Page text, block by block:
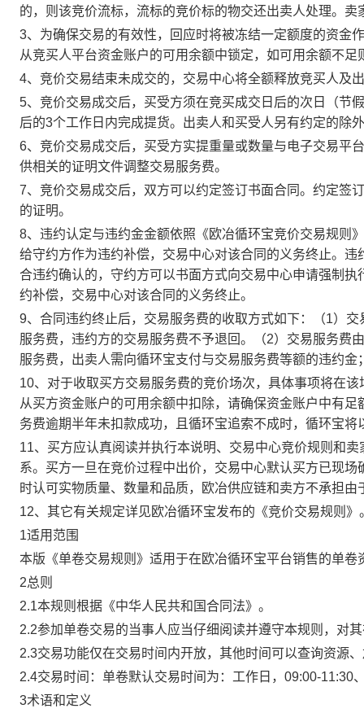
的，则该竞价流标，流标的竞价标的物交还出卖人处理。
3、为确保交易的有效性，回应时将被冻结一定额度的资金
从竞买人平台资金账户的可用余额中锁定，如可用余额不足
4、竞价交易结束未成交的，交易中心将全额释放竞买人及
5、竞价交易成交后，买受方须在竞买成交日后的次日（节
后的3个工作日内完成提货。出卖人和买受人另有约定的除
6、竞价交易成交后，买受方实提重量或数量与电子交易平
供相关的证明文件调整交易服务费。
7、竞价交易成交后，双方可以约定签订书面合同。约定签
的证明。
8、违约认定与违约金金额依照《欧冶循环宝竞价交易规则
给守约方作为违约补偿，交易中心对该合同的义务终止。
合违约确认的，守约方可以书面方式向交易中心申请强制
约补偿，交易中心对该合同的义务终止。
9、合同违约终止后，交易服务费的收取方式如下：（1）
服务费，违约方的交易服务费不予退回。（2）交易服务费
服务费，出卖人需向循环宝支付与交易服务费等额的违约
10、对于收取买方交易服务费的竞价场次，具体事项将在
从买方资金账户的可用余额中扣除，请确保资金账户中有
务费逾期半年未扣款成功，且循环宝追索不成时，循环宝将
11、买方应认真阅读并执行本说明、交易中心竞价规则和
系。买方一旦在竞价过程中出价，交易中心默认买方已现
时认可实物质量、数量和品质，欧冶供应链和卖方不承担由
12、其它有关规定详见欧冶循环宝发布的《竞价交易规则》
1适用范围
本版《单卷交易规则》适用于在欧冶循环宝平台销售的单卷
2总则
2.1本规则根据《中华人民共和国合同法》。
2.2参加单卷交易的当事人应当仔细阅读并遵守本规则，对
2.3交易功能仅在交易时间内开放，其他时间可以查询资源
2.4交易时间：单卷默认交易时间为：工作日，09:00-11:30
3术语和定义